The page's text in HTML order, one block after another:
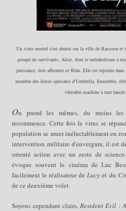
Un virus mortel s'est abattu sur la ville de Raccoon et
groupe de survivants, Alice, dont le métabolisme a
puissance, doit affronter ce fléau. Elle est rejointe
membre des forces spéciales d'Umbrella. Ensemble,
véritable machine à tuer
On prend les mêmes, du moins
recommence. Cette fois le virus se
population se muerinéluctablement en
intervention militaire d'envergure, il est
orienté action avec un zeste de
évoque souventle cinéma de Luc
facilement le réalisateur deLucyet du
de ce deuxième volet.
Soyons cependant clairs,Resident Evil :